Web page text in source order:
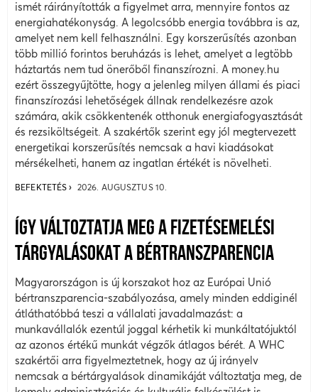
ismét ráirányították a figyelmet arra, mennyire fontos az
energiahatékonyság. A legolcsóbb energia továbbra is az,
amelyet nem kell felhasználni. Egy korszerűsítés azonban
több millió forintos beruházás is lehet, amelyet a legtöbb
háztartás nem tud önerőből finanszírozni. A money.hu
ezért összegyűjtötte, hogy a jelenleg milyen állami és piaci
finanszírozási lehetőségek állnak rendelkezésre azok
számára, akik csökkentenék otthonuk energiafogyasztását
és rezsiköltségeit. A szakértők szerint egy jól megtervezett
energetikai korszerűsítés nemcsak a havi kiadásokat
mérsékelheti, hanem az ingatlan értékét is növelheti.
BEFEKTETÉS 2026. AUGUSZTUS 10.
ÍGY VÁLTOZTATJA MEG A FIZETÉSEMELÉSI
TÁRGYALÁSOKAT A BÉRTRANSZPARENCIA
Magyarországon is új korszakot hoz az Európai Unió
bértranszparencia-szabályozása, amely minden eddiginél
átláthatóbbá teszi a vállalati javadalmazást: a
munkavállalók ezentúl joggal kérhetik ki munkáltatójuktól
az azonos értékű munkát végzők átlagos bérét. A WHC
szakértői arra figyelmeztetnek, hogy az új irányelv
nemcsak a bértárgyalások dinamikáját változtatja meg, de